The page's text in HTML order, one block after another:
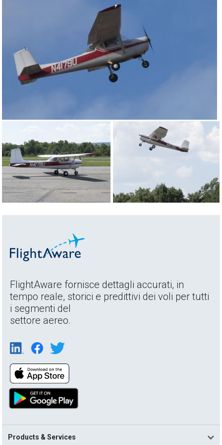
FlightAware fornisce dettagli accurati, in
tempo reale, storici e predittivi dei voli per tutti
i segmenti del
settore aereo.
Products & Services